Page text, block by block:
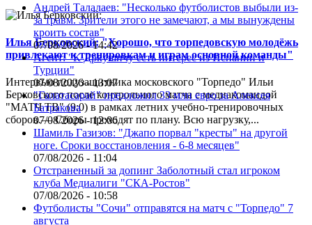
Илья Берковский: "Хорошо, что торпедовскую молодёжь
привлекают к тренировкам и играм основной команды"
Интервью полузащитника московского "Торпедо" Ильи
Берковского после контрольного матча с медиакомандой
"МАТЧ ТВ" (9:0) в рамках летних учебно-тренировочных
сборов.— Сборы проходят по плану. Всю нагрузку,...
Андрей Талалаев: "Несколько футболистов выбыли из-
за травм. Зрители этого не замечают, а мы вынуждены
кроить состав"
07/08/2026 - 14:42
Агент: "К Дркушичу есть интерес из Испании и
Турции"
07/08/2026 - 13:07
"Галатасарай" предложил 33 млн евро за Алексея
Батракова
07/08/2026 - 12:06
Шамиль Газизов: "Джапо порвал "кресты" на другой
ноге. Сроки восстановления - 6-8 месяцев"
07/08/2026 - 11:04
Отстраненный за допинг Заболотный стал игроком
клуба Медиалиги "СКА-Ростов"
07/08/2026 - 10:58
Футболисты "Сочи" отправятся на матч с "Торпедо" 7
августа